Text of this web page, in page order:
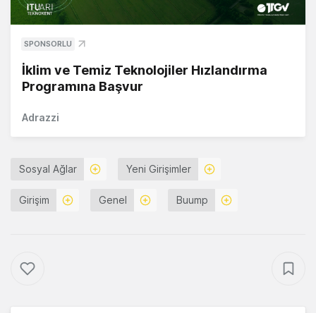
SPONSORLU
İklim ve Temiz Teknolojiler Hızlandırma
Programına Başvur
Adrazzi
Sosyal Ağlar Yeni Girişimler
Girişim Genel Buump